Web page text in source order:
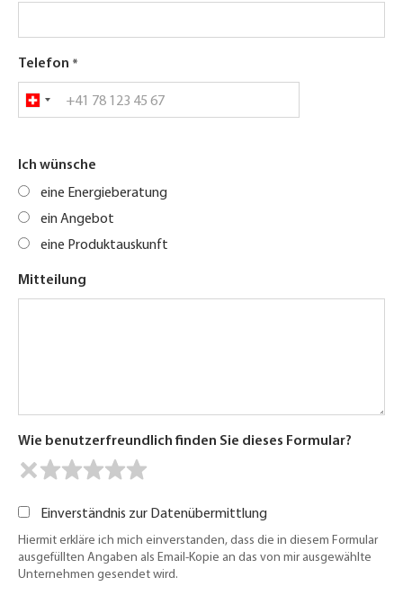
Telefon
Ich wünsche
eine Energieberatung
ein Angebot
eine Produktauskunft
Mitteilung
Wie benutzerfreundlich finden Sie dieses Formular?
Einverständnis zur Datenübermittlung
Hiermit erkläre ich mich einverstanden, dass die in diesem Formular
ausgefüllten Angaben als Email-Kopie an das von mir ausgewählte
Unternehmen gesendet wird.